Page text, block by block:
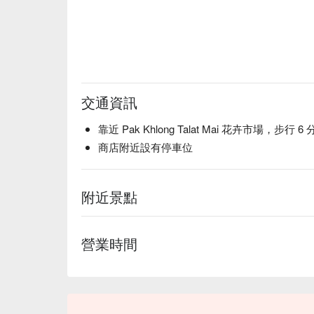
交通資訊
靠近 Pak Khlong Talat Mai 花卉市場，步行 6
商店附近設有停車位
附近景點
營業時間